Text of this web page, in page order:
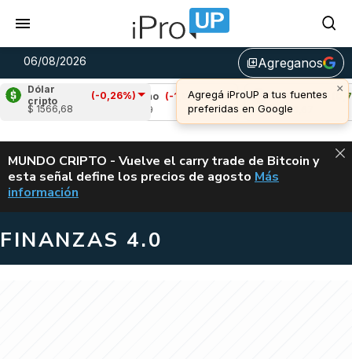
06/08/2026 library_addAgreganos
×
Agregá iProUP a tus fuentes
preferidas en Google
Dólar
cripto
(-0,26%)
$ 1566,68
Cardano
(-1,06%)
Avalanche (0,73%)
u$s 6,67
ALERTA
MUNDO CRIPTO - Vuelve el carry trade de Bitcoin y
esta señal define los precios de agosto VUELVE EL
Más
información
FINANZAS 4.0